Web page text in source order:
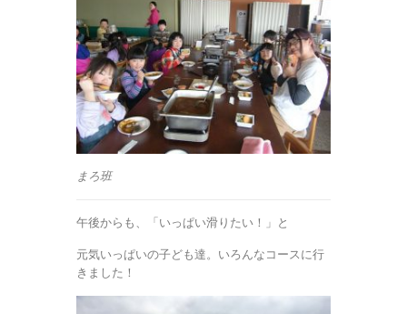
まろ班
午後からも、「いっぱい滑りたい！」と
元気いっぱいの子ども達。いろんなコースに行
きました！